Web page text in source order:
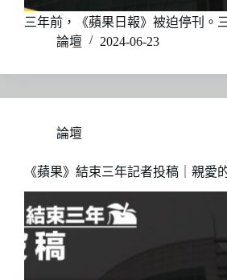
三年前，《蘋果日報》被迫停刊。
論壇
2024-06-23
論壇
《蘋果》結束三年記者投稿｜親愛